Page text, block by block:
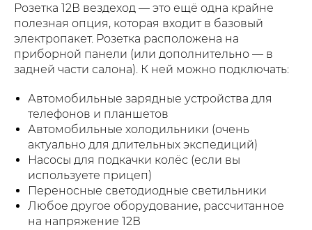
Розетка 12В вездеход — это ещё одна крайне
полезная опция, которая входит в базовый
электропакет. Розетка расположена на
приборной панели (или дополнительно — в
задней части салона). К ней можно подключать:
Автомобильные зарядные устройства для
телефонов и планшетов
Автомобильные холодильники (очень
актуально для длительных экспедиций)
Насосы для подкачки колёс (если вы
используете прицеп)
Переносные светодиодные светильники
Любое другое оборудование, рассчитанное
на напряжение 12В